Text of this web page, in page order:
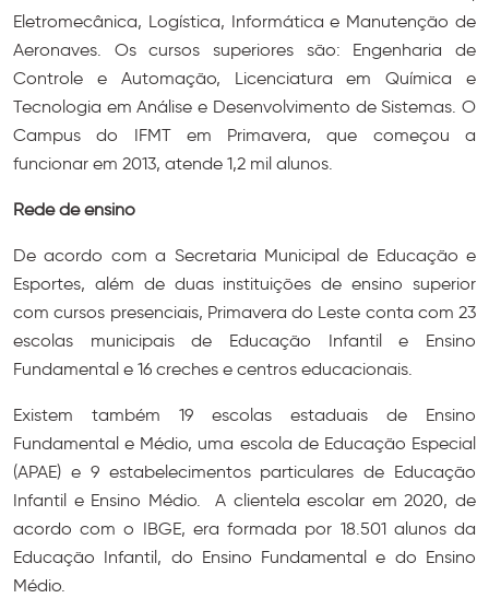
Eletromecânica, Logística, Informática e Manutenção de
Aeronaves. Os cursos superiores são: Engenharia de
Controle e Automação, Licenciatura em Química e
Tecnologia em Análise e Desenvolvimento de Sistemas. O
Campus do IFMT em Primavera, que começou a
funcionar em 2013, atende 1,2 mil alunos.
Rede de ensino
De acordo com a Secretaria Municipal de Educação e
Esportes, além de duas instituições de ensino superior
com cursos presenciais, Primavera do Leste conta com 23
escolas municipais de Educação Infantil e Ensino
Fundamental e 16 creches e centros educacionais.
Existem também 19 escolas estaduais de Ensino
Fundamental e Médio, uma escola de Educação Especial
(APAE) e 9 estabelecimentos particulares de Educação
Infantil e Ensino Médio. A clientela escolar em 2020, de
acordo com o IBGE, era formada por 18.501 alunos da
Educação Infantil, do Ensino Fundamental e do Ensino
Médio.